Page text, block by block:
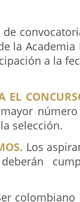
la
a la
EL
selección.
Los
colombiano